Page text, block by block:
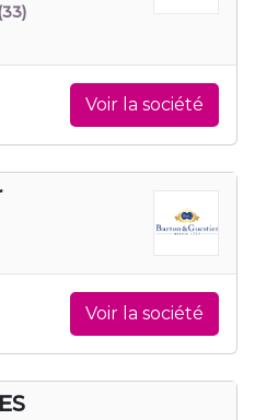
Voir la société
Voir la société